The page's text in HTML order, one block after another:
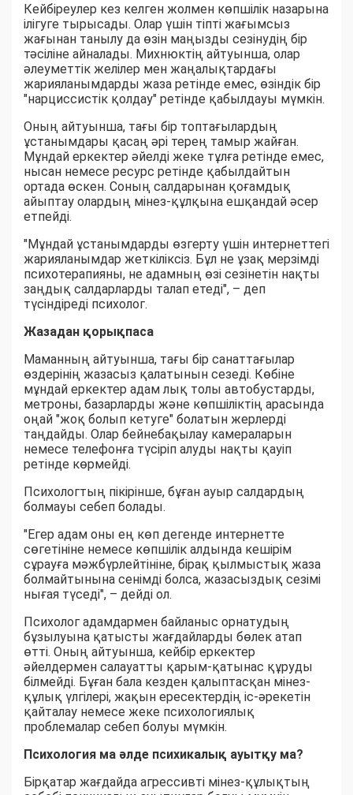
Кейбіреулер кез келген жолмен көпшілік назарына
ілігуге тырысады. Олар үшін тіпті жағымсыз
жағынан танылу да өзін маңызды сезінудің бір
тәсіліне айналады. Михнюктің айтуынша, олар
әлеуметтік желілер мен жаңалықтардағы
жарияланымдарды жаза ретінде емес, өзіндік бір
"нарциссистік қолдау" ретінде қабылдауы мүмкін.
Оның айтуынша, тағы бір топтағылардың
ұстанымдары қасаң әрі терең тамыр жайған.
Мұндай еркектер әйелді жеке тұлға ретінде емес,
нысан немесе ресурс ретінде қабылдайтын
ортада өскен. Соның салдарынан қоғамдық
айыптау олардың мінез-құлқына ешқандай әсер
етпейді.
"Мұндай ұстанымдарды өзгерту үшін интернеттегі
жарияланымдар жеткіліксіз. Бұл не ұзақ мерзімді
психотерапияны, не адамның өзі сезінетін нақты
заңдық салдарларды талап етеді", – деп
түсіндіреді психолог.
Жазадан қорықпаса
Маманның айтуынша, тағы бір санаттағылар
өздерінің жазасыз қалатынын сезеді. Көбіне
мұндай еркектер адам лық толы автобустарды,
метроны, базарларды және көпшіліктің арасында
оңай "жоқ болып кетуге" болатын жерлерді
таңдайды. Олар бейнебақылау камераларын
немесе телефонға түсіріп алуды нақты қауіп
ретінде көрмейді.
Психологтың пікірінше, бұған ауыр салдардың
болмауы себеп болады.
"Егер адам оны ең көп дегенде интернетте
сөгетініне немесе көпшілік алдында кешірім
сұрауға мәжбүрлейтініне, бірақ қылмыстық жаза
болмайтынына сенімді болса, жазасыздық сезімі
нығая түседі", – дейді ол.
Психолог адамдармен байланыс орнатудың
бұзылуына қатысты жағдайларды бөлек атап
өтті. Оның айтуынша, кейбір еркектер
әйелдермен салауатты қарым-қатынас құруды
білмейді. Бұған бала кезден қалыптасқан мінез-
құлық үлгілері, жақын ересектердің іс-әрекетін
қайталау немесе жеке психологиялық
проблемалар себеп болуы мүмкін.
Психология ма әлде психикалық ауытқу ма?
Бірқатар жағдайда агрессивті мінез-құлықтың